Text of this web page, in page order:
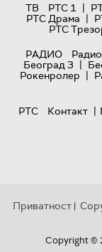
ТВ
РТС 1 |
РТС Драма |
РТС
РАДИО
Београд 3 |
Рокенролер |
РТС
Контакт |
Приватност |
Copyright ©